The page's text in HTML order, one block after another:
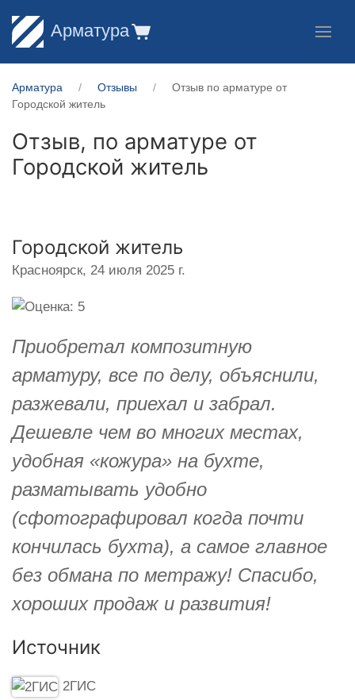
Арматура
Арматура Отзывы
Отзыв по арматуре от
Городской житель
Отзыв, по арматуре от
Городской житель
Городской житель
Красноярск, 24 июля 2025 г.
Приобретал композитную
арматуру, все по делу, объяснили,
разжевали, приехал и забрал.
Дешевле чем во многих местах,
удобная «кожура» на бухте,
разматывать удобно
(сфотографировал когда почти
кончилась бухта), а самое главное
без обмана по метражу! Спасибо,
хороших продаж и развития!
Источник
2ГИС